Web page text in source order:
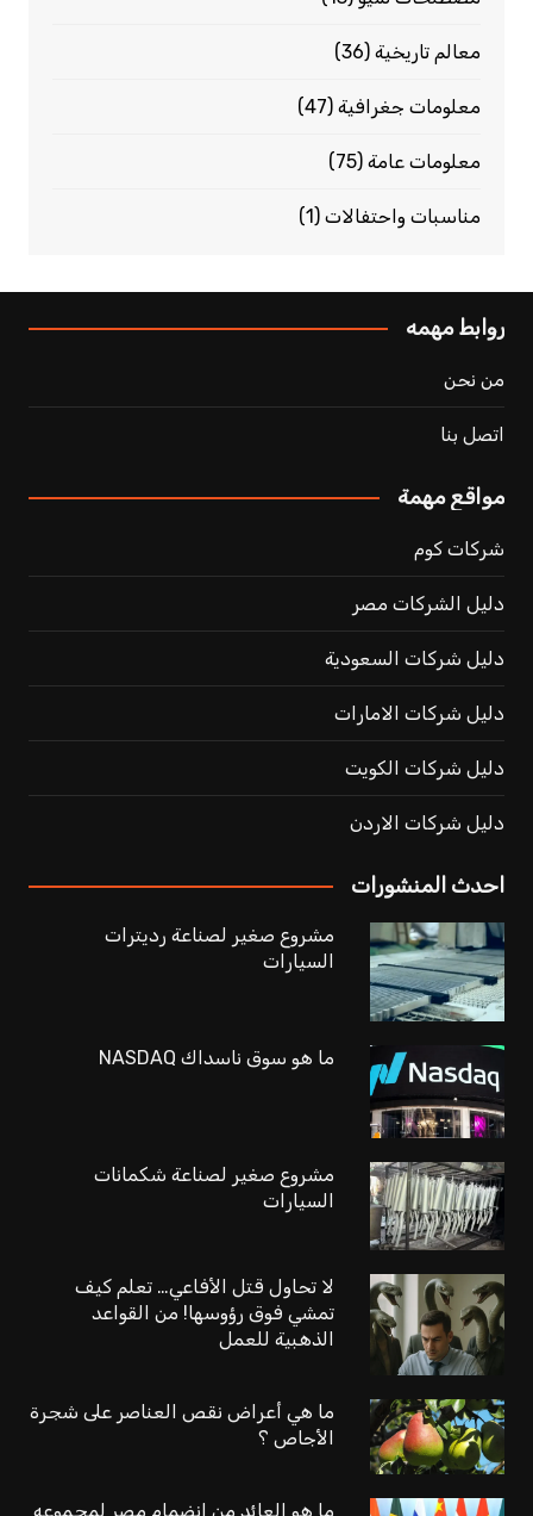
معالم تاريخية(36)
معلومات جغرافية(47)
معلومات عامة(75)
مناسبات واحتفالات(1)
روابط مهمه
من نحن
اتصل بنا
مواقع مهمة
شركات كوم
دليل الشركات مصر
دليل شركات السعودية
دليل شركات الامارات
دليل شركات الكويت
دليل شركات الاردن
احدث المنشورات
مشروع صغير لصناعة رديترات
السيارات
ما هو سوق ناسداك NASDAQ
مشروع صغير لصناعة شكمانات
السيارات
لا تحاول قتل الأفاعي… تعلم كيف
تمشي فوق رؤوسها! من القواعد
الذهبية للعمل
ما هي أعراض نقص العناصر على شجرة
الأجاص ؟
ما هو العائد من انضمام مصر لمجموعه